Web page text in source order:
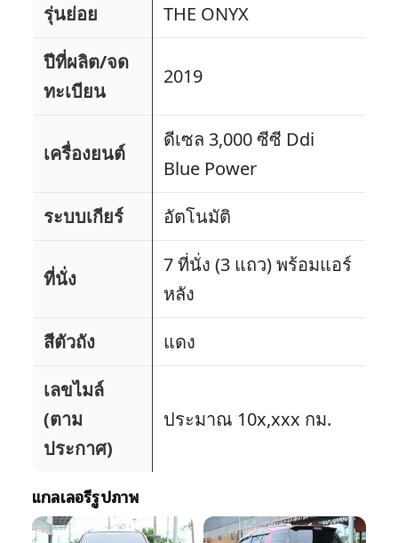
รุ่นย่อย
THE ONYX
ปีที่ผลิต/จด
ทะเบียน
2019
เครื่องยนต์
ดีเซล 3,000 ซีซี Ddi
Blue Power
ระบบเกียร์
อัตโนมัติ
ที่นั่ง
7 ที่นั่ง (3 แถว) พร้อมแอร์
หลัง
สีตัวถัง
แดง
เลขไมล์
(ตาม
ประกาศ)
ประมาณ 10x,xxx กม.
แกลเลอรีรูปภาพ